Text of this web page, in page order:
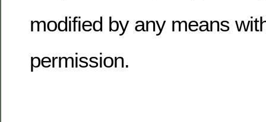
modified by any means
permission.